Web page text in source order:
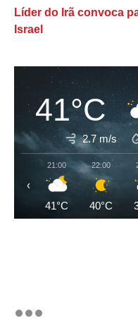
Líder do Irã convoca
Israel
41°C
2.7 m/s
21:00
41°C
22:00
40°C
‹